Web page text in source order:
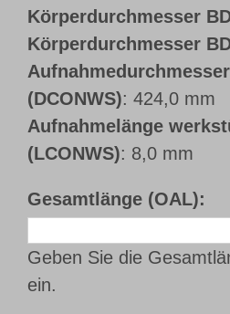
Körperdurchmesser
Körperdurchmesser
(DCONWS): 424,0 mm
Aufnahmelänge
(LCONWS): 8,0 mm
Gesamtlänge (OAL):
Geben Sie die
ein.